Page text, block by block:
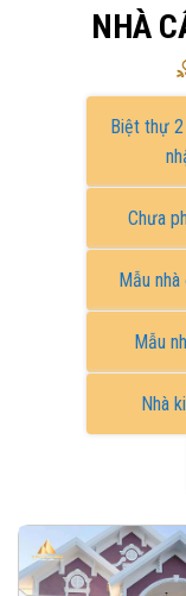
NHÀ
Biệt thự
Chưa
Mẫu
Mẫu
Nhà